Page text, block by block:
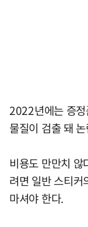
2022년에는 증정
물질이 검출 돼
비용도 만만치
려면 일반 스티
마셔야 한다.